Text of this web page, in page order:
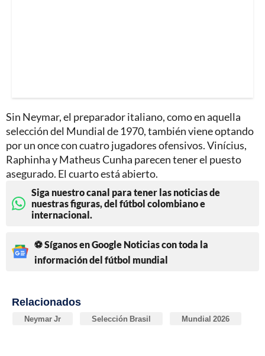
Sin Neymar, el preparador italiano, como en aquella
selección del Mundial de 1970, también viene optando
por un once con cuatro jugadores ofensivos. Vinícius,
Raphinha y Matheus Cunha parecen tener el puesto
asegurado. El cuarto está abierto.
Siga nuestro canal para tener las noticias de
nuestras figuras, del fútbol colombiano e
internacional.
⚽ Síganos en Google Noticias con toda la
información del fútbol mundial
Relacionados
Neymar Jr Selección Brasil Mundial 2026